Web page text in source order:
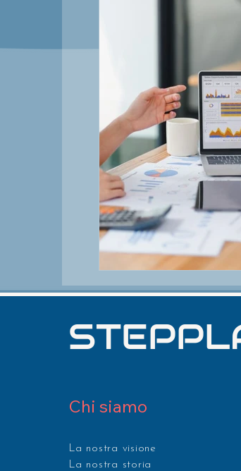
Chi siamo
La nostra visione
La nostra storia